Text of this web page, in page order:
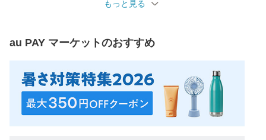
もっと見る
au PAY マーケットのおすすめ